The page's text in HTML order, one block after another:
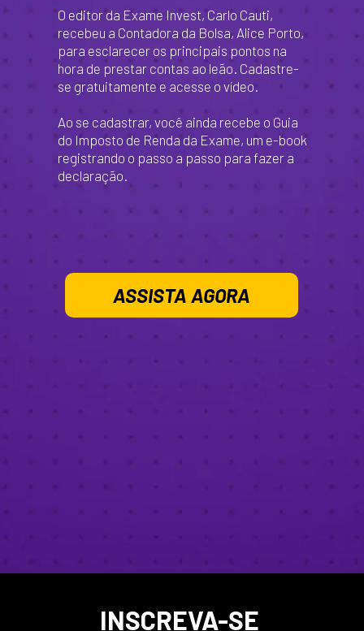
O editor da Exame Invest, Carlo Cauti,
recebeu a Contadora da Bolsa, Alice Porto,
para esclarecer os principais pontos na
hora de prestar contas ao leão. Cadastre-
se gratuitamente e acesse o vídeo.
Ao se cadastrar, você ainda recebe o Guia
do Imposto de Renda da Exame, um e-book
registrando o passo a passo para fazer a
declaração.
ASSISTA AGORA